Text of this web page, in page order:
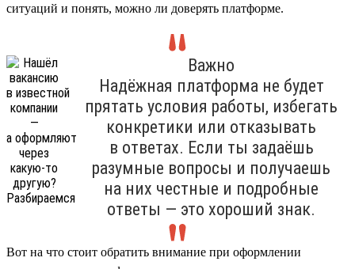
ситуаций и понять, можно ли доверять платформе.
Важно
Надёжная платформа не будет
прятать условия работы, избегать
конкретики или отказывать
в ответах. Если ты задаёшь
разумные вопросы и получаешь
на них честные и подробные
ответы — это хороший знак.
Вот на что стоит обратить внимание при оформлении